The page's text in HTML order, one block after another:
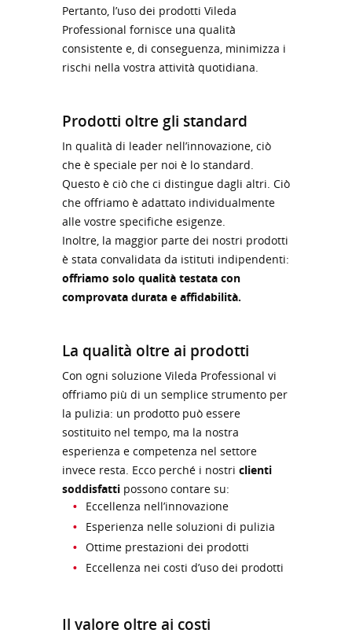
Pertanto, l’uso dei prodotti Vileda
Professional fornisce una qualità
consistente e, di conseguenza, minimizza i
rischi nella vostra attività quotidiana.
Prodotti oltre gli standard
In qualità di leader nell’innovazione, ciò
che è speciale per noi è lo standard.
Questo è ciò che ci distingue dagli altri. Ciò
che offriamo è adattato individualmente
alle vostre specifiche esigenze.
Inoltre, la maggior parte dei nostri prodotti
è stata convalidata da istituti indipendenti:
offriamo solo qualità testata con
comprovata durata e affidabilità.
La qualità oltre ai prodotti
Con ogni soluzione Vileda Professional vi
offriamo più di un semplice strumento per
la pulizia: un prodotto può essere
sostituito nel tempo, ma la nostra
esperienza e competenza nel settore
invece resta. Ecco perché i nostri clienti
soddisfatti possono contare su:
Eccellenza nell’innovazione
Esperienza nelle soluzioni di pulizia
Ottime prestazioni dei prodotti
Eccellenza nei costi d’uso dei prodotti
Il valore oltre ai costi